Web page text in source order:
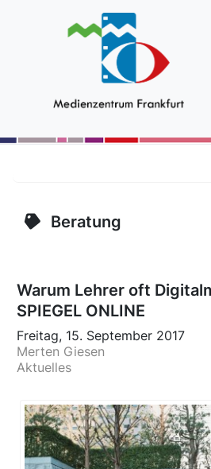
Beratung
Warum Lehrer oft
SPIEGEL ONLINE
Freitag, 15. September 2017
Merten Giesen
Aktuelles